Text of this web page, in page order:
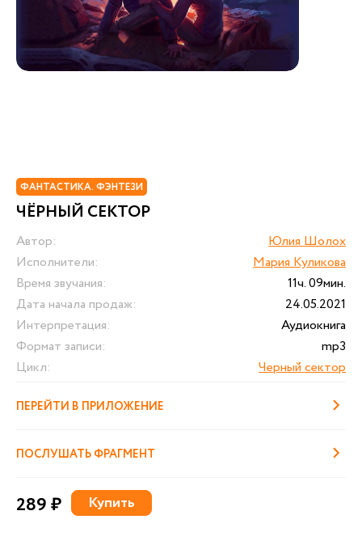
ФАНТАСТИКА. ФЭНТЕЗИ
ЧЁРНЫЙ СЕКТОР
Автор:
Юлия Шолох
Исполнители:
Мария Куликова
Время звучания:
11ч. 09мин.
Дата начала продаж:
24.05.2021
Интерпретация:
Аудиокнига
Формат записи:
mp3
Цикл:
Черный сектор
ПЕРЕЙТИ В ПРИЛОЖЕНИЕ
ПОСЛУШАТЬ ФРАГМЕНТ
289 ₽ Купить